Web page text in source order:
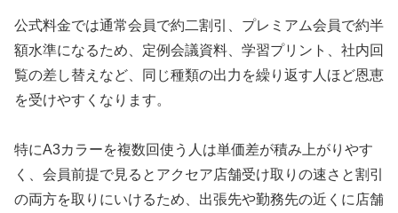
公式料金では通常会員で約二割引、プレミアム会員で約半
額水準になるため、定例会議資料、学習プリント、社内回
覧の差し替えなど、同じ種類の出力を繰り返す人ほど恩恵
を受けやすくなります。
特にA3カラーを複数回使う人は単価差が積み上がりやす
く、会員前提で見るとアクセア店舗受け取りの速さと割引
の両方を取りにいけるため、出張先や勤務先の近くに店舗